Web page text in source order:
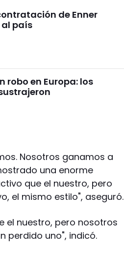
de Enner
país
robo en Europa: los
Nosotros ganamos a
una enorme
que el nuestro, pero
el mismo estilo", aseguró.
el nuestro, pero nosotros
perdido uno", indicó.